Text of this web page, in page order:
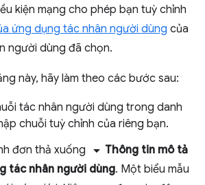
kiện mạng cho phép bạn tuỳ chỉnh
ứng dụng tác nhân người dùng của
người dùng đã chọn.
này, hãy làm theo các bước sau:
tác nhân người dùng trong danh
chuỗi tuỳ chỉnh của riêng bạn.
đơn thả xuống arrow_drop_down Thông tin mô tả
tác nhân người dùng. Một biểu mẫu